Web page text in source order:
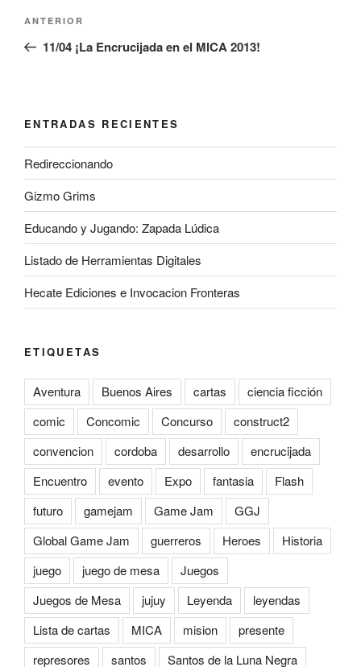
entradas
Entrada
anterior:
ANTERIOR
11/04 ¡La Encrucijada en el MICA 2013!
ENTRADAS RECIENTES
Redireccionando
Gizmo Grims
Educando y Jugando: Zapada Lúdica
Listado de Herramientas Digitales
Hecate Ediciones e Invocacion Fronteras
ETIQUETAS
Aventura Buenos Aires cartas
ciencia ficción
comic
Concomic Concurso
construct2
convencion
cordoba desarrollo
encrucijada
Encuentro
evento Expo fantasia
Flash
futuro
gamejam Game Jam
GGJ
Global Game Jam
guerreros Heroes
Historia
juego
juego de mesa
Juegos
Juegos de Mesa
jujuy Leyenda
leyendas
Lista de cartas
MICA mision
presente
represores
santos Santos de la Luna Negra